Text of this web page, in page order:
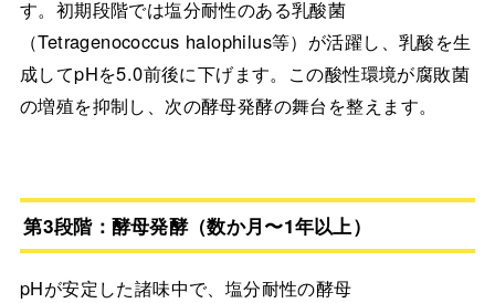
す。初期段階では塩分耐性のある乳酸菌
（Tetragenococcus halophilus等）が活躍し、乳酸を生
成してpHを5.0前後に下げます。この酸性環境が腐敗菌
の増殖を抑制し、次の酵母発酵の舞台を整えます。
第3段階：酵母発酵（数か月〜1年以上）
pHが安定した諸味中で、塩分耐性の酵母